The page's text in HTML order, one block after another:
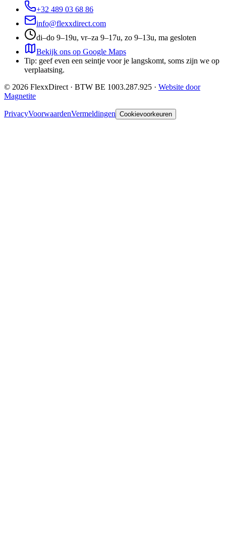
+32 489 03 68 86
info@flexxdirect.com
di–do 9–19u, vr–za 9–17u, zo 9–13u, ma gesloten
Bekijk ons op Google Maps
Tip: geef even een seintje voor je langskomt, soms zijn we op
verplaatsing.
© 2026 FlexxDirect · BTW BE 1003.287.925 · Website door
Magnetite
PrivacyVoorwaardenVermeldingen Cookievoorkeuren